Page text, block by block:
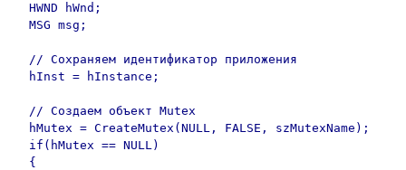
  HWND hWnd;
  MSG msg;
  // Сохраняем идентификатор приложения
  hInst = hInstance;
  // Создаем объект Mutex
  hMutex = CreateMutex(NULL, FALSE, szMutexName);
  if(hMutex == NULL)
  {